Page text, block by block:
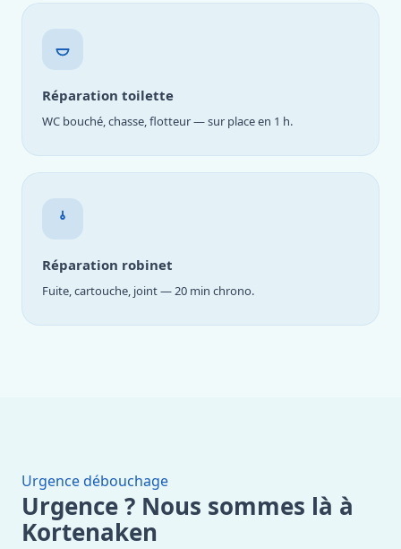
Réparation toilette
WC bouché, chasse, flotteur — sur place en 1 h.
Réparation robinet
Fuite, cartouche, joint — 20 min chrono.
Urgence débouchage
Urgence ? Nous sommes là à
Kortenaken